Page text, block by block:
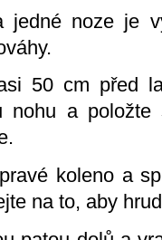
jedné noze je
50 cm před
nohu a
koleno a
na to, aby